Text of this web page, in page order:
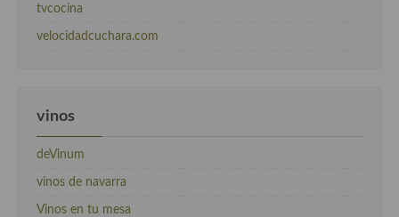
tvcocina
velocidadcuchara.com
vinos
deVinum
vinos de navarra
Vinos en tu mesa